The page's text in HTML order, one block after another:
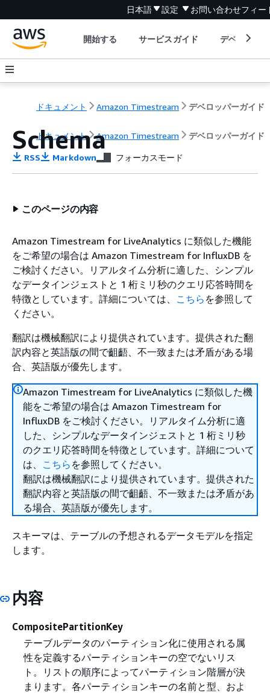
日本語 設定 お問い合わせフィー
開始する サービスガイド デベロッパ
ドキュメント Amazon Timestream デベロッパーガイド
ドキュメント Amazon Timestream デベロッパーガイド
Schema
RSS Markdown フォーカスモード
このページの内容
Amazon Timestream for LiveAnalytics に類似した機能
をご希望の場合は Amazon Timestream for InfluxDB を
ご検討ください。リアルタイム分析に適した、シンプル
なデータインジェストと 1 桁ミリ秒のクエリ応答時間を
特徴としています。詳細については、 こちら を参照して
ください。
翻訳は機械翻訳により提供されています。提供された翻
訳内容と英語版の間で齟齬、不一致または矛盾がある場
合、英語版が優先します。
Amazon Timestream for LiveAnalytics に類似した機
能をご希望の場合は Amazon Timestream for
InfluxDB をご検討ください。リアルタイム分析に適
した、シンプルなデータインジェストと 1 桁ミリ秒
のクエリ応答時間を特徴としています。詳細について
は、 こちら を参照してください。
翻訳は機械翻訳により提供されています。提供された
翻訳内容と英語版の間で齟齬、不一致または矛盾があ
る場合、英語版が優先します。
スキーマは、テーブルの予想されるデータモデルを指定
します。
内容
CompositePartitionKey
テーブルデータのパーティション化に使用される属
性を定義するパーティションキーの空でないリス
ト。リストの順序によってパーティション階層が決
まります。各パーティションキーの名前と型、およ